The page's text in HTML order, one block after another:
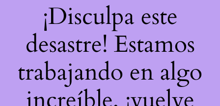
¡Disculpa este
desastre! Estamos
trabajando en algo